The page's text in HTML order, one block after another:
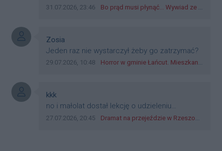
norma w pge dystrybucja rzeszów, takie ***e
zagorzali pisowcy
Data dodania komentarza:
31.07.2026, 23:46 Źródło komentarza:
Bo prąd musi płynąć... Wywiad ze Zbigniewem Możdżeniem - Dyrektorem Generalnym Oddziału PGE Dystrybucja w Rzeszowie
Autor komentarza:
Zosia
Treść komentarza:
Jeden raz nie wystarczył żeby go zatrzymać?
Data dodania komentarza:
29.07.2026, 10:48 Źródło komentarza:
Horror w gminie Łańcut. Mieszkaniec Rzeszowa terroryzował rodzinę nożem i zaatakował policjantów! [VIDEO]
Autor komentarza:
kkk
Treść komentarza:
no i małolat dostał lekcję o udzieleniu
pierwszeństwa
Data dodania komentarza:
27.07.2026, 20:45 Źródło komentarza:
Dramat na przejeździe w Rzeszowie. 16-latek na hulajnodze wjechał wprost pod szynobus